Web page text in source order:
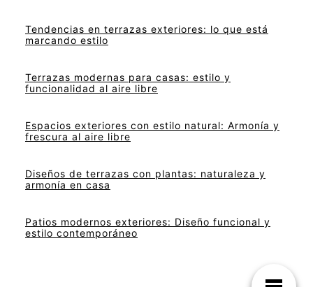
Tendencias en terrazas exteriores: lo que está
marcando estilo
Terrazas modernas para casas: estilo y
funcionalidad al aire libre
Espacios exteriores con estilo natural: Armonía y
frescura al aire libre
Diseños de terrazas con plantas: naturaleza y
armonía en casa
Patios modernos exteriores: Diseño funcional y
estilo contemporáneo